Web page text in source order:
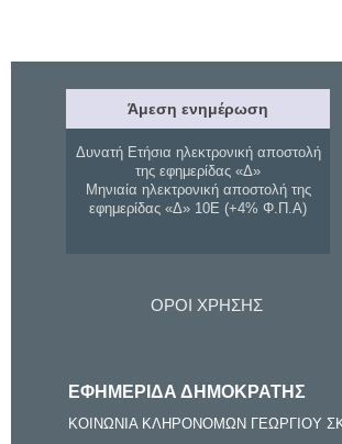
Άμεση ενημέρωση
Δυνατή Ετήσια ηλεκτρονική αποστολή
της εφημερίδας «Δ»
Μηνιαία ηλεκτρονική αποστολή της
εφημερίδας «Δ» 10Ε (+4% Φ.Π.Α)
ΟΡΟΙ ΧΡΗΣΗΣ
ΕΦΗΜΕΡΙΔΑ ΔΗΜΟΚΡΑΤΗΣ
ΚΟΙΝΩΝΙΑ ΚΛΗΡΟΝΟΜΩΝ ΓΕΩΡΓΙΟΥ